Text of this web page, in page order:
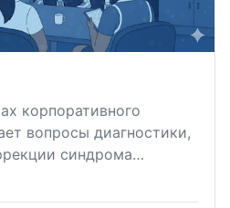
корпоративного
вопросы диагностики,
синдрома
состояния,